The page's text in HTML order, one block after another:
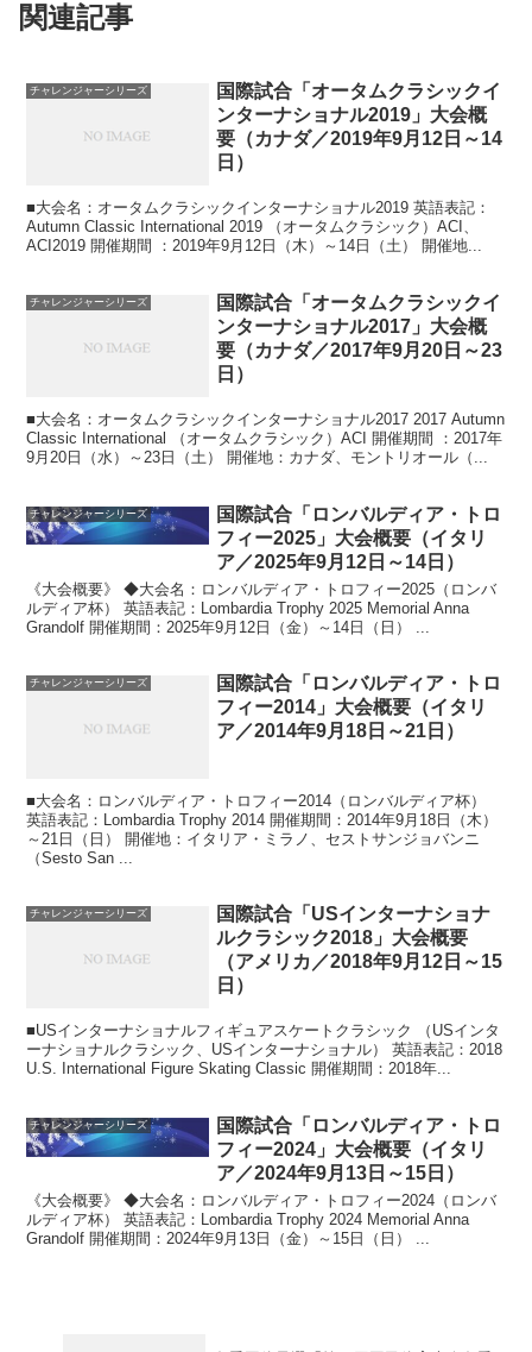
関連記事
チャレンジャーシリーズ
国際試合「オータムクラシックイ
ンターナショナル2019」大会概
要（カナダ／2019年9月12日～14
日）
■大会名：オータムクラシックインターナショナル2019 英語表記：
Autumn Classic International 2019 （オータムクラシック）ACI、
ACI2019 開催期間 ：2019年9月12日（木）～14日（土） 開催地...
チャレンジャーシリーズ
国際試合「オータムクラシックイ
ンターナショナル2017」大会概
要（カナダ／2017年9月20日～23
日）
■大会名：オータムクラシックインターナショナル2017 2017 Autumn
Classic International （オータムクラシック）ACI 開催期間 ：2017年
9月20日（水）～23日（土） 開催地：カナダ、モントリオール（...
チャレンジャーシリーズ
国際試合「ロンバルディア・トロ
フィー2025」大会概要（イタリ
ア／2025年9月12日～14日）
《大会概要》 ◆大会名：ロンバルディア・トロフィー2025（ロンバ
ルディア杯） 英語表記：Lombardia Trophy 2025 Memorial Anna
Grandolf 開催期間：2025年9月12日（金）～14日（日） ...
チャレンジャーシリーズ
国際試合「ロンバルディア・トロ
フィー2014」大会概要（イタリ
ア／2014年9月18日～21日）
■大会名：ロンバルディア・トロフィー2014（ロンバルディア杯）
英語表記：Lombardia Trophy 2014 開催期間：2014年9月18日（木）
～21日（日） 開催地：イタリア・ミラノ、セストサンジョバンニ
（Sesto San ...
チャレンジャーシリーズ
国際試合「USインターナショナ
ルクラシック2018」大会概要
（アメリカ／2018年9月12日～15
日）
■USインターナショナルフィギュアスケートクラシック （USインタ
ーナショナルクラシック、USインターナショナル） 英語表記：2018
U.S. International Figure Skating Classic 開催期間：2018年...
チャレンジャーシリーズ
国際試合「ロンバルディア・トロ
フィー2024」大会概要（イタリ
ア／2024年9月13日～15日）
《大会概要》 ◆大会名：ロンバルディア・トロフィー2024（ロンバ
ルディア杯） 英語表記：Lombardia Trophy 2024 Memorial Anna
Grandolf 開催期間：2024年9月13日（金）～15日（日） ...